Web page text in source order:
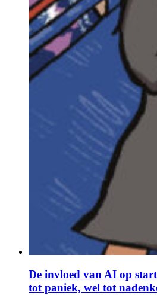
De invloed van AI op
tot paniek, wel tot